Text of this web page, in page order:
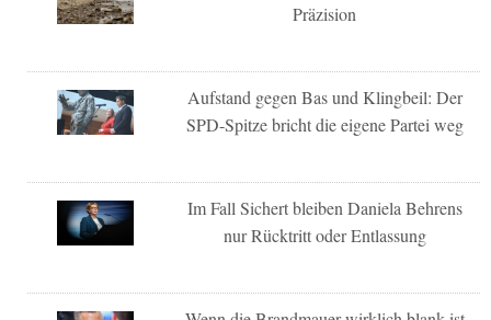
Präzision
Aufstand gegen Bas und Klingbeil: Der
SPD-Spitze bricht die eigene Partei weg
Im Fall Sichert bleiben Daniela Behrens
nur Rücktritt oder Entlassung